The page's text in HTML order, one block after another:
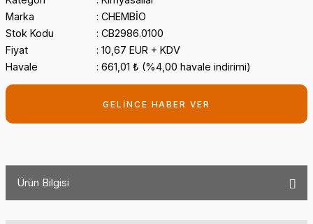
Marka
CHEMBİO
Stok Kodu
CB2986.0100
Fiyat
10,67 EUR + KDV
Havale
661,01 ₺ (%4,00 havale indirimi)
GELİNCE HABER VER
Ürün Bilgisi